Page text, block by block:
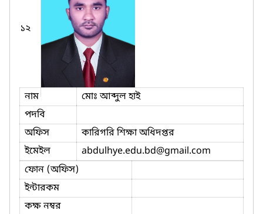
১২
নাম
মোঃ আব্দুল হাই
পদবি
অফিস
কারিগরি শিক্ষা অধিদপ্তর
ইমেইল
abdulhye.edu.bd@gmail.com
ফোন (অফিস)
ইন্টারকম
কক্ষ নম্বর